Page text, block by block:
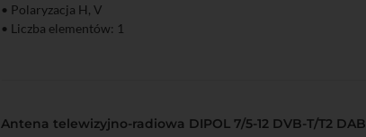
• Polaryzacja H, V
• Liczba elementów: 1
Antena telewizyjno-radiowa DIPOL 7/5-12 DVB-T/T2 DAB